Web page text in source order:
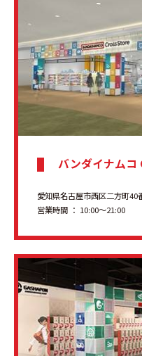
バンダイナムコ
愛知県名古屋市西区二方町
営業時間 ： 10:00～21:00